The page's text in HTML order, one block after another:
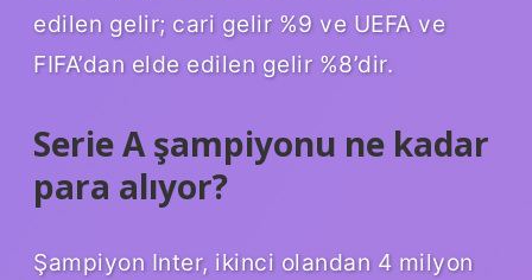
edilen gelir; cari gelir %9 ve UEFA ve
FIFA’dan elde edilen gelir %8’dir.
Serie A şampiyonu ne kadar
para alıyor?
Şampiyon Inter, ikinci olandan 4 milyon